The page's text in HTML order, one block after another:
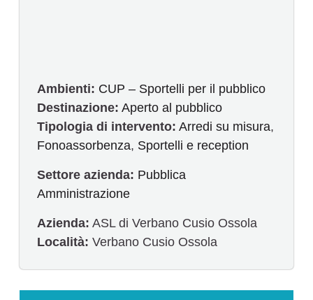
Ambienti: CUP – Sportelli per il pubblico
Destinazione: Aperto al pubblico
Tipologia di intervento: Arredi su misura,
Fonoassorbenza, Sportelli e reception
Settore azienda: Pubblica
Amministrazione
Azienda: ASL di Verbano Cusio Ossola
Località: Verbano Cusio Ossola